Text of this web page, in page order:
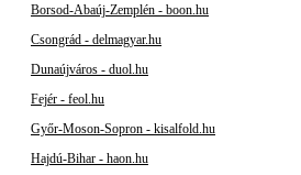
Borsod-Abaúj-Zemplén - boon.hu
Csongrád - delmagyar.hu
Dunaújváros - duol.hu
Fejér - feol.hu
Győr-Moson-Sopron - kisalfold.hu
Hajdú-Bihar - haon.hu